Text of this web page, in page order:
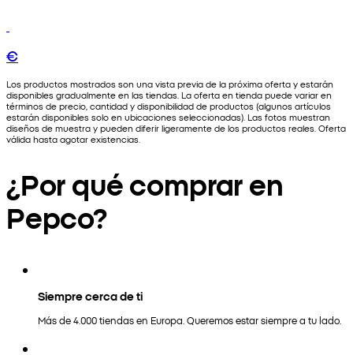
€
Los productos mostrados son una vista previa de la próxima oferta y estarán
disponibles gradualmente en las tiendas. La oferta en tienda puede variar en
términos de precio, cantidad y disponibilidad de productos (algunos artículos
estarán disponibles solo en ubicaciones seleccionadas). Las fotos muestran
diseños de muestra y pueden diferir ligeramente de los productos reales. Oferta
válida hasta agotar existencias.
¿Por qué comprar en
Pepco?
Siempre cerca de ti
Más de 4.000 tiendas en Europa. Queremos estar siempre a tu lado.